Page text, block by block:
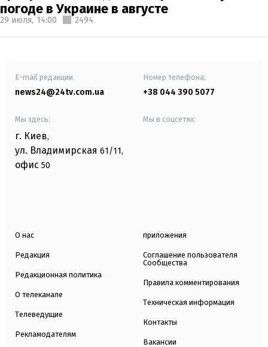
погоде в Украине в августе
29 июля, 14:00 2494
E-mail редакции
news24@24tv.com.ua
Номер телефона:
+38 044 390 5077
Мы здесь:
г. Киев,
ул. Владимирская 61/11,
офис 50
Мы в соцсетях:
О нас
Редакция
Редакционная политика
О телеканале
Телеведущие
Рекламодателям
приложения
Соглашение пользователя
Сообщества
Правила комментирования
Техническая информация
Контакты
Вакансии